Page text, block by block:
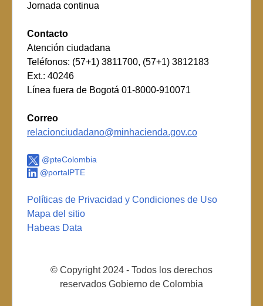
Jornada continua
Contacto
Atención ciudadana
Teléfonos: (57+1) 3811700, (57+1) 3812183
Ext.: 40246
Línea fuera de Bogotá 01-8000-910071
Correo
relacionciudadano@minhacienda.gov.co
@pteColombia
@portalPTE
Políticas de Privacidad y Condiciones de Uso
Mapa del sitio
Habeas Data
© Copyright 2024 - Todos los derechos
reservados Gobierno de Colombia